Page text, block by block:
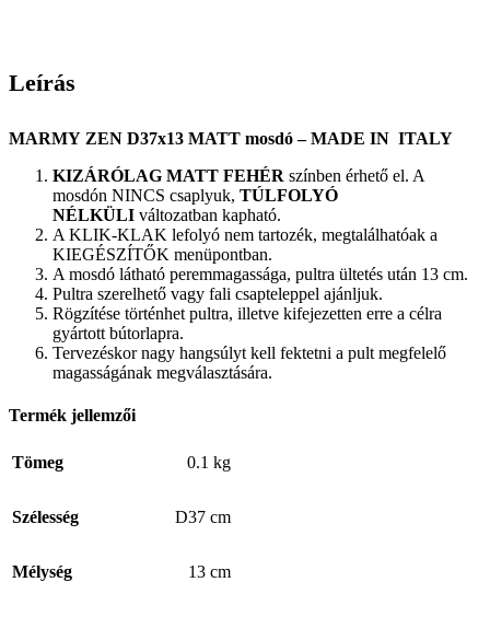
Leírás
MARMY ZEN D37x13 MATT mosdó – MADE IN ITALY
KIZÁRÓLAG MATT FEHÉR színben érhető el. A
mosdón NINCS csaplyuk, TÚLFOLYÓ
NÉLKÜLI változatban kapható.
A KLIK-KLAK lefolyó nem tartozék, megtalálhatóak a
KIEGÉSZÍTŐK menüpontban.
A mosdó látható peremmagassága, pultra ültetés után 13 cm.
Pultra szerelhető vagy fali csapteleppel ajánljuk.
Rögzítése történhet pultra, illetve kifejezetten erre a célra
gyártott bútorlapra.
Tervezéskor nagy hangsúlyt kell fektetni a pult megfelelő
magasságának megválasztására.
Termék jellemzői
Tömeg 0.1 kg
Szélesség D37 cm
Mélység 13 cm